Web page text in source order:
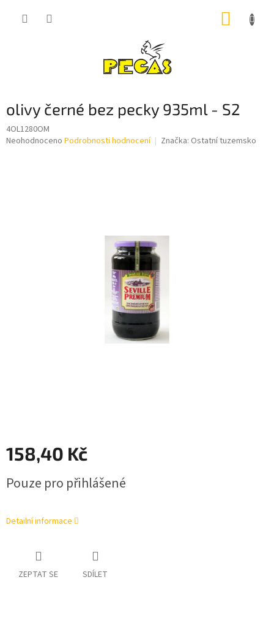
olivy černé bez pecky 935ml - S2
4OL1280OM
Průměrné
Neohodnoceno Podrobnosti hodnocení Značka: Ostatní tuzemsko
158,40 Kč
cena:
Pouze pro přihlášené
Detailní informace
ZEPTAT SE SDÍLET